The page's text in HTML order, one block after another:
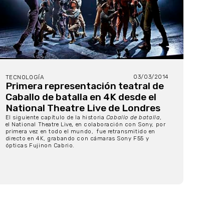
TECNOLOGÍA 03/03/2014
Primera representación teatral de
Caballo de batalla en 4K desde el
National Theatre Live de Londres
El siguiente capítulo de la historia Caballo de batalla,
el National Theatre Live, en colaboración con Sony, por
primera vez en todo el mundo, fue retransmitido en
directo en 4K, grabando con cámaras Sony F55 y
ópticas Fujinon Cabrio.